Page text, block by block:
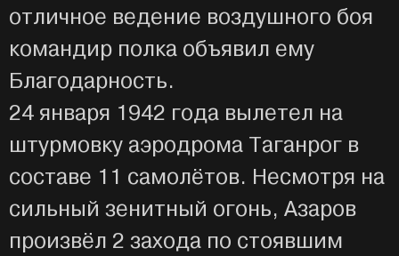
отличное ведение воздушного боя
командир полка объявил ему
Благодарность.
24 января 1942 года вылетел на
штурмовку аэродрома Таганрог в
составе 11 самолётов. Несмотря на
сильный зенитный огонь, Азаров
произвёл 2 захода по стоявшим